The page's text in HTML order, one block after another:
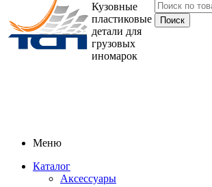
Кузовные
пластиковые
детали для
грузовых
иномарок
Меню
Каталог
Аксессуары